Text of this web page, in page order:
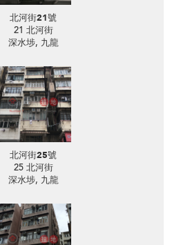
北河街21號
21 北河街
深水埗, 九龍
北河街25號
25 北河街
深水埗, 九龍